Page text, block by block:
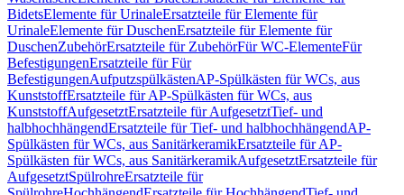
BidetsElemente für UrinaleErsatzteile für Elemente für
UrinaleElemente für DuschenErsatzteile für Elemente für
DuschenZubehörErsatzteile für ZubehörFür WC-ElementeFür
BefestigungenErsatzteile für Für
BefestigungenAufputzspülkästenAP-Spülkästen für WCs, aus
KunststoffErsatzteile für AP-Spülkästen für WCs, aus
KunststoffAufgesetztErsatzteile für AufgesetztTief- und
halbhochhängendErsatzteile für Tief- und halbhochhängendAP-
Spülkästen für WCs, aus SanitärkeramikErsatzteile für AP-
Spülkästen für WCs, aus SanitärkeramikAufgesetztErsatzteile für
AufgesetztSpülrohreErsatzteile für